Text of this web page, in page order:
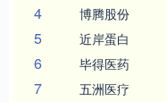
4 博腾股份
5 近岸蛋白
6 毕得医药
7 五洲医疗